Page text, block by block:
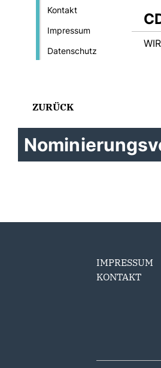
Kontakt
Impressum
Datenschutz
ZURÜCK
IMPRESSUM
KONTAKT